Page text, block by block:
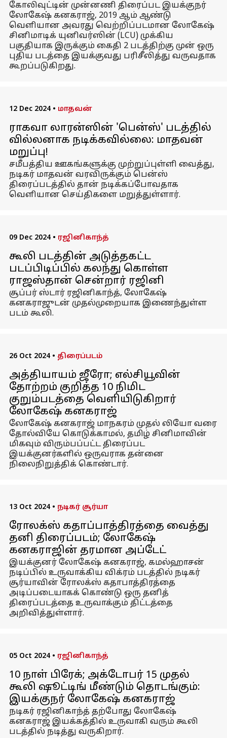
கோலிவுட்டின் முன்னணி திரைப்பட இயக்குநர்
லோகேஷ் கனகராஜ், 2019 ஆம் ஆண்டு
வெளியான அவரது வெற்றிப்படமான லோகேஷ்
சினிமாடிக் யுனிவர்ஸின் (LCU) முக்கிய
பகுதியாக இருக்கும் கைதி 2 படத்திற்கு முன் ஒரு
புதிய படத்தை இயக்குவது பரிசீலித்து வருவதாக
கூறப்படுகிறது.
12 Dec 2024 • மாதவன்
ராகவா லாரன்ஸின் 'பென்ஸ்' படத்தில்
வில்லனாக நடிக்கவில்லை: மாதவன்
மறுப்பு!
சமீபத்திய ஊகங்களுக்கு முற்றுப்புள்ளி வைத்து,
நடிகர் மாதவன் வரவிருக்கும் பென்ஸ்
திரைப்படத்தில் தான் நடிக்கப்போவதாக
வெளியான செய்திகளை மறுத்துள்ளார்.
09 Dec 2024 • ரஜினிகாந்த்
கூலி படத்தின் அடுத்தகட்ட
படப்பிடிப்பில் கலந்து கொள்ள
ராஜஸ்தான் சென்றார் ரஜினி
சூப்பர் ஸ்டார் ரஜினிகாந்த், லோகேஷ்
கனகராஜுடன் முதல்முறையாக இணைந்துள்ள
படம் கூலி.
26 Oct 2024 • திரைப்படம்
அத்தியாயம் ஜீரோ; எல்சியூவின்
தோற்றம் குறித்த 10 நிமிட
குறும்படத்தை வெளியிடுகிறார்
லோகேஷ் கனகராஜ்
லோகேஷ் கனகராஜ் மாநகரம் முதல் லியோ வரை
தோல்வியே கொடுக்காமல், தமிழ் சினிமாவின்
மிகவும் விரும்பப்பட்ட திரைப்பட
இயக்குனர்களில் ஒருவராக தன்னை
நிலைநிறுத்திக் கொண்டார்.
13 Oct 2024 • நடிகர் சூர்யா
ரோலக்ஸ் கதாப்பாத்திரத்தை வைத்து
தனி திரைப்படம்; லோகேஷ்
கனகராஜின் தரமான அப்டேட்
இயக்குனர் லோகேஷ் கனகராஜ், கமல்ஹாசன்
நடிப்பில் உருவாக்கிய விக்ரம் படத்தில் நடிகர்
சூர்யாவின் ரோலக்ஸ் கதாபாத்திரத்தை
அடிப்படையாகக் கொண்டு ஒரு தனித்
திரைப்படத்தை உருவாக்கும் திட்டத்தை
அறிவித்துள்ளார்.
05 Oct 2024 • ரஜினிகாந்த்
10 நாள் பிரேக்; அக்டோபர் 15 முதல்
கூலி ஷூட்டிங் மீண்டும் தொடங்கும்:
இயக்குநர் லோகேஷ் கனகராஜ்
நடிகர் ரஜினிகாந்த் தற்போது லோகேஷ்
கனகராஜ் இயக்கத்தில் உருவாகி வரும் கூலி
படத்தில் நடித்து வருகிறார்.